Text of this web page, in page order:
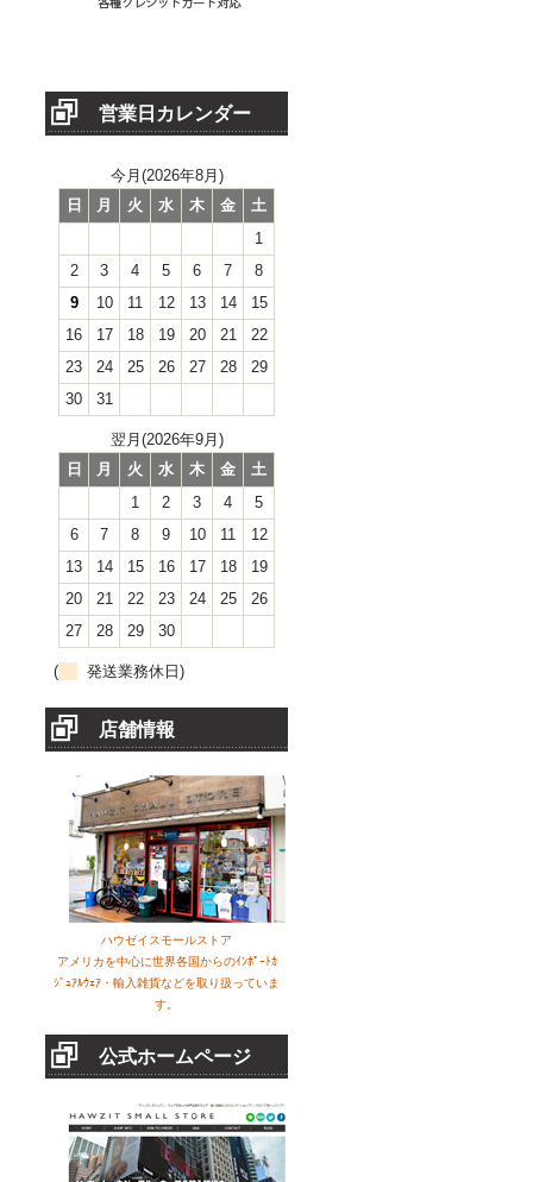
営業日カレンダー
今月(2026年8月)
日
月 火 水 木 金
土
1
2
3 4 5 6 7
8
9
10 11 12 13 14
15
16
17 18 19 20 21
22
23
24 25 26 27 28
29
30
31
翌月(2026年9月)
日
月 火 水 木 金
土
1
2 3 4
5
6
7 8 9 10 11
12
13
14 15 16 17 18
19
20
21 22 23 24 25
26
27
28 29 30
( 発送業務休日)
店舗情報
ハウゼイスモールストア
アメリカを中心に世界各国からのｲﾝﾎﾟｰﾄｶ
ｼﾞｭｱﾙｳｪｱ・輸入雑貨などを取り扱っていま
す。
公式ホームページ